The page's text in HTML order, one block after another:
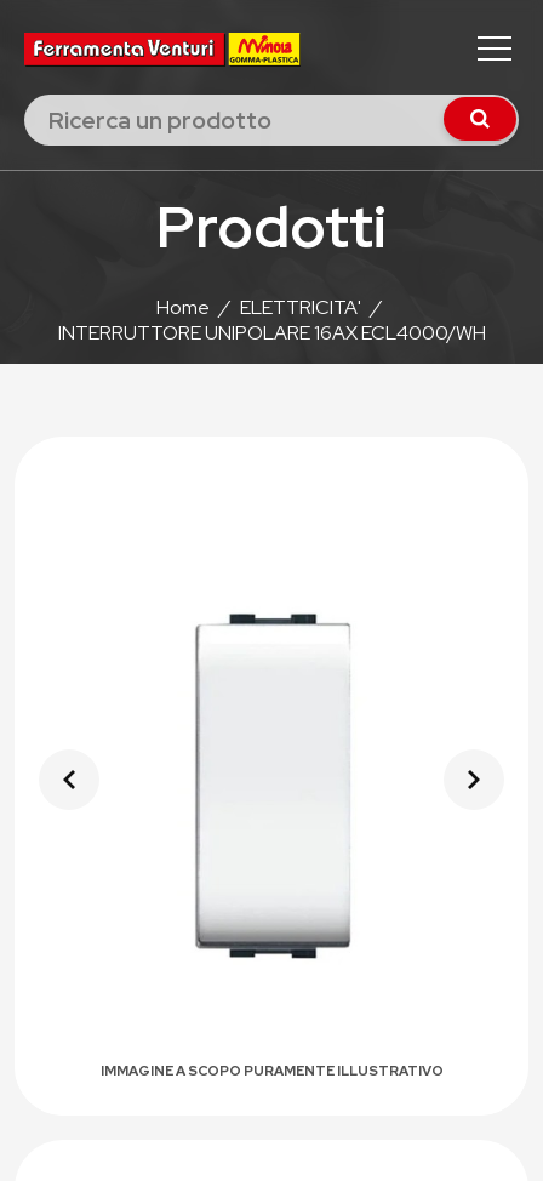
Prodotti
Home / ELETTRICITA' /
INTERRUTTORE UNIPOLARE 16AX ECL4000/WH
IMMAGINE A SCOPO PURAMENTE ILLUSTRATIVO